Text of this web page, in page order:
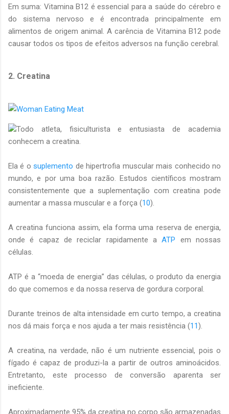
Em suma: Vitamina B12 é essencial para a saúde do cérebro e
do sistema nervoso e é encontrada principalmente em
alimentos de origem animal. A carência de Vitamina B12 pode
causar todos os tipos de efeitos adversos na função cerebral.
2. Creatina
Todo atleta, fisiculturista e entusiasta de academia
conhecem a creatina.
Ela é osuplemento de hipertrofia muscular mais conhecido no
mundo, e por uma boa razão. Estudos científicos mostram
consistentemente que a suplementação com creatina pode
aumentar a massa muscular e a força (10).
A creatina funciona assim, ela forma uma reserva de energia,
onde é capaz de reciclar rapidamente aATP em nossas
células.
ATP é a “moeda de energia” das células, o produto da energia
do que comemos e da nossa reserva de gordura corporal.
Durante treinos de alta intensidade em curto tempo, a creatina
nos dá mais força e nos ajuda a ter mais resistência (11).
A creatina, na verdade, não é um nutriente essencial, pois o
fígado é capaz de produzi-la a partir de outros aminoácidos.
Entretanto, este processo de conversão aparenta ser
ineficiente.
Aproximadamente 95% da creatina no corpo são armazenadas